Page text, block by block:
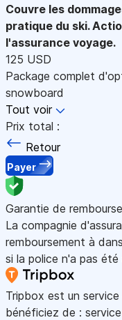
Couvre les
pratique du ski.
l'assurance voyage.
125 USD
Package complet
snowboard
Tout voir
Prix total :
Retour
Payer
Garantie de
La compagnie
remboursement à
si la police n'a pas
Tripbox est un
bénéficiez de :